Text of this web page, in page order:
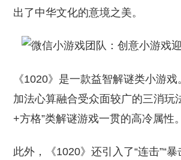
出了中华文化的意境之美。
《1020》是一款益智解谜类小游
加法心算融合受众面较广的三消玩
+方格”类解谜游戏一贯的高冷属性。
此外，《1020》还引入了“连击”“暴